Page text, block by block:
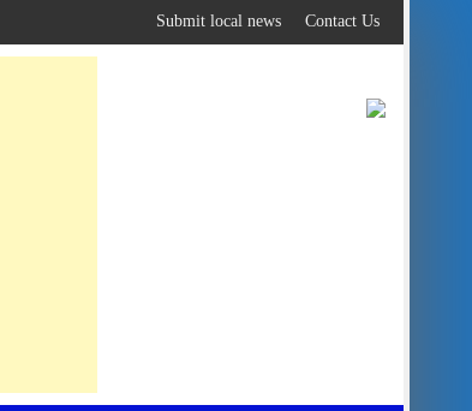
to
content
Contact Us
Submit local news